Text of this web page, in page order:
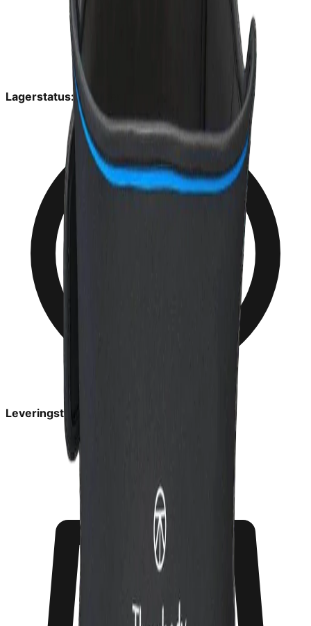
Lagerstatus: På lager
Leveringstid: